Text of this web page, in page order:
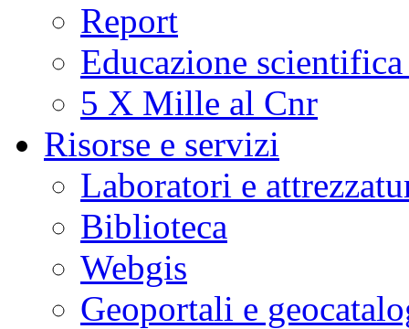
Report
Educazione
5 X Mille al Cnr
Risorse e servizi
Laboratori e
Biblioteca
Webgis
Geoportali e